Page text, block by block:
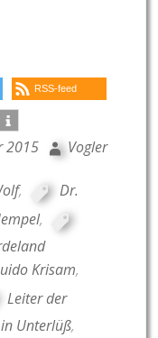
RSS-feed
2015 Vogler
,
Dr.
,
Krisam,
Leiter der
Unterlüß,